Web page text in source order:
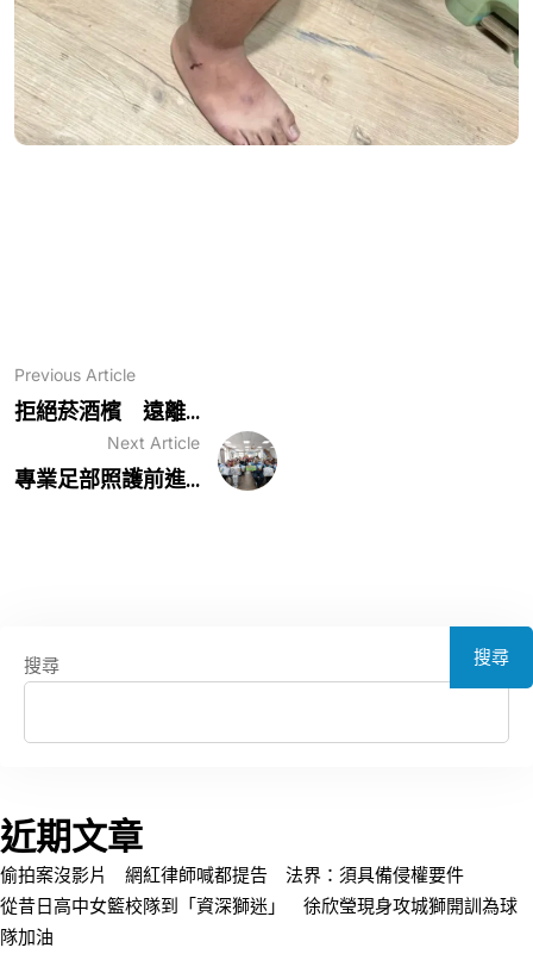
Previous Article
拒絕菸酒檳 遠離...
Next Article
專業足部照護前進...
搜尋 搜尋
近期文章
偷拍案沒影片 網紅律師喊都提告 法界：須具備侵權要件
從昔日高中女籃校隊到「資深獅迷」 徐欣瑩現身攻城獅開訓為球
隊加油